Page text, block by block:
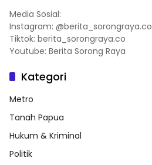
Media Sosial:
Instagram: @berita_sorongraya.co
Tiktok: berita_sorongraya.co
Youtube: Berita Sorong Raya
Kategori
Metro
Tanah Papua
Hukum & Kriminal
Politik